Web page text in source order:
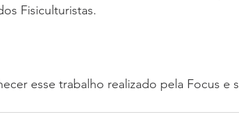
Fisiculturistas.
esse trabalho realizado pela Focus e